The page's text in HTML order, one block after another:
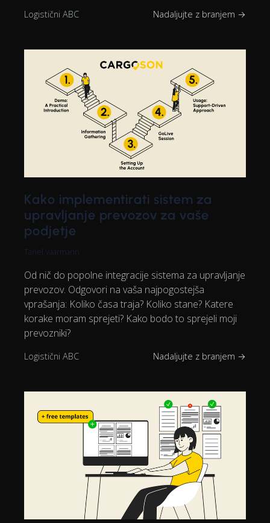
Logistični ABC Nadaljujte z branjem →
Kako implementirati sistem za
upravljanje prevozov za vaše
podjetje
Tanel Vaarmann
Od nič do popolne integracije sistema za upravljanje
prevozov. Odgovori na vaša najpogostejša
vprašanja: Koliko časa traja? Koliko stane? Katere
korake moram sprejeti? Kako bodo to sprejeli moji
prevozniki?
Logistični ABC Nadaljujte z branjem →